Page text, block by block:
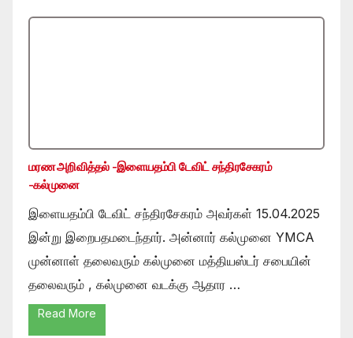
மரண அறிவித்தல் -இளையதம்பி டேவிட் சந்திரசேகரம்
-கல்முனை
இளையதம்பி டேவிட் சந்திரசேகரம் அவர்கள் 15.04.2025
இன்று இறைபதமடைந்தார். அன்னார் கல்முனை YMCA
முன்னாள் தலைவரும் கல்முனை மத்தியஸ்டர் சபையின்
தலைவரும் , கல்முனை வடக்கு ஆதார …
Read More